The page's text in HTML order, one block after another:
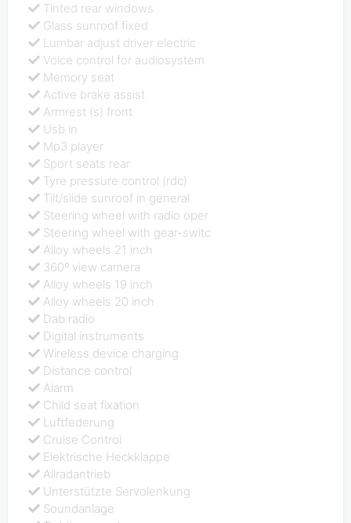
Tinted rear windows
Glass sunroof fixed
Lumbar adjust driver electric
Voice control for audiosystem
Memory seat
Active brake assist
Armrest (s) front
Usb in
Mp3 player
Sport seats rear
Tyre pressure control (rdc)
Tilt/slide sunroof in general
Steering wheel with radio oper
Steering wheel with gear-switc
Alloy wheels 21 inch
360º view camera
Alloy wheels 19 inch
Alloy wheels 20 inch
Dab radio
Digital instruments
Wireless device charging
Distance control
Alarm
Child seat fixation
Luftfederung
Cruise Control
Elektrische Heckklappe
Allradantrieb
Unterstützte Servolenkung
Soundanlage